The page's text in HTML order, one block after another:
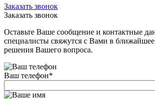
Заказать звонок
Заказать звонок
Оставьте Ваше сообщение и контактные
специалисты свяжутся с Вами в ближайшее
решения Вашего вопроса.
Ваш телефон*